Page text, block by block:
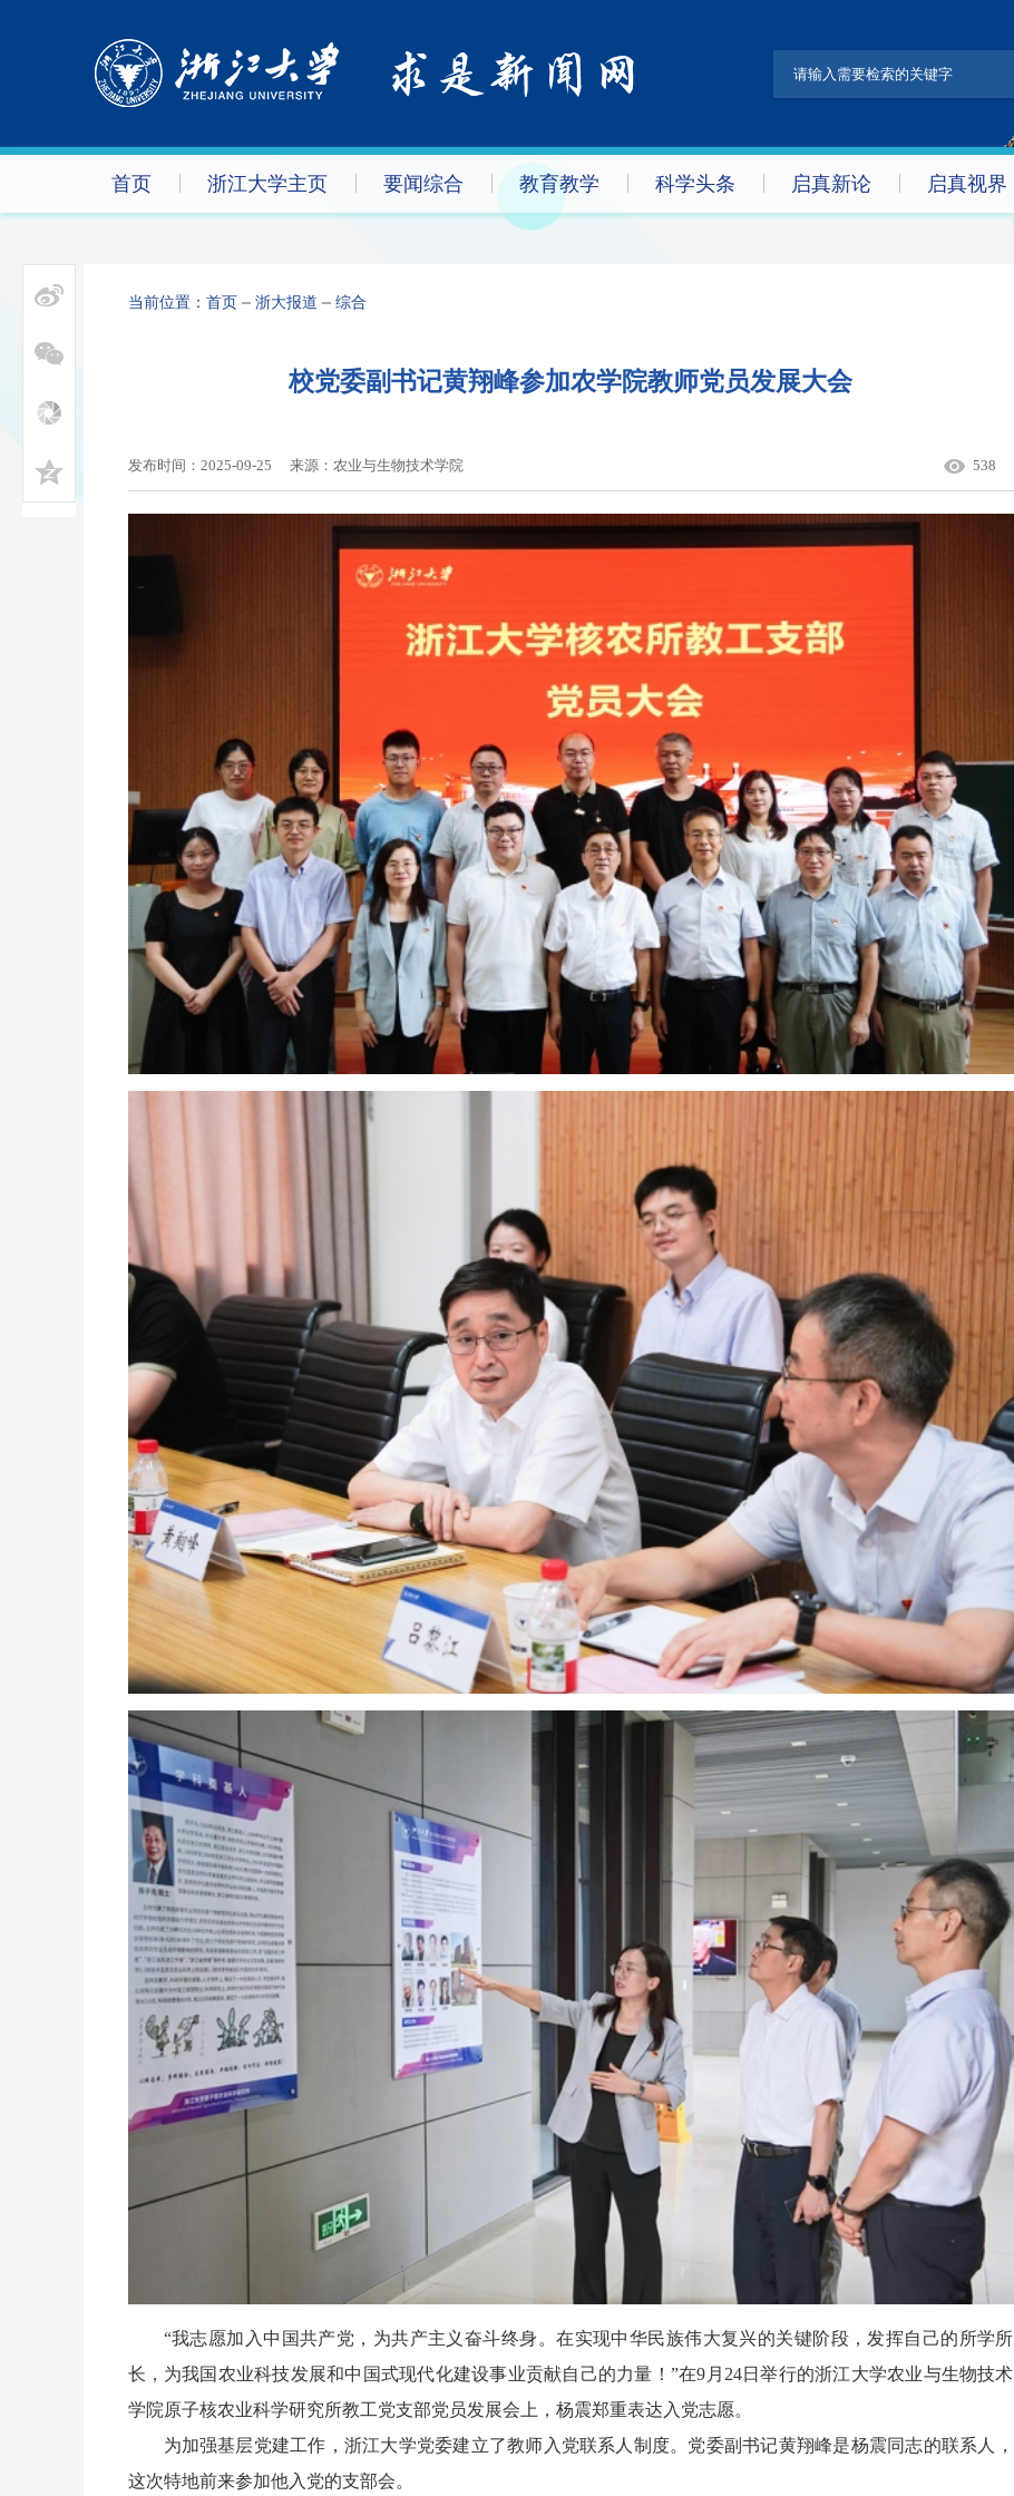
首页 浙江大学主页 要闻综合 教育教学 科学头条 启真新论 启真视界
当前位置： 首页 浙大报道 综合
校党委副书记黄翔峰参加农学院教师党员发展大会
发布时间：2025-09-25 来源：农业与生物技术学院 538
“我志愿加入中国共产党，为共产主义奋斗终身。在实现中华民族伟大复兴的关键阶段，发挥自己的所学所
长，为我国农业科技发展和中国式现代化建设事业贡献自己的力量！”在9月24日举行的浙江大学农业与生物技术
学院原子核农业科学研究所教工党支部党员发展会上，杨震郑重表达入党志愿。
为加强基层党建工作，浙江大学党委建立了教师入党联系人制度。党委副书记黄翔峰是杨震同志的联系人，
这次特地前来参加他入党的支部会。